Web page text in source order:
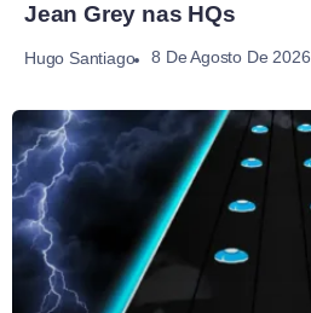
Jean Grey nas HQs
Hugo Santiago 8 De Agosto De 2026